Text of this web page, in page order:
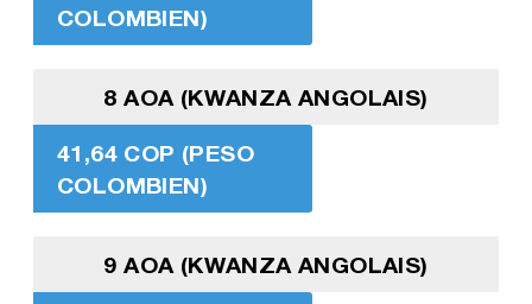
COLOMBIEN)
8 AOA (KWANZA ANGOLAIS)
41,64 COP (PESO
COLOMBIEN)
9 AOA (KWANZA ANGOLAIS)